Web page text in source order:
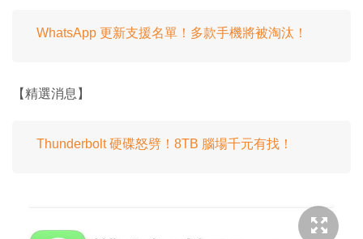
WhatsApp 更新支援名單！多款手機將被淘汰！
【精選消息】
Thunderbolt 硬碟怒劈！8TB 腦場千元有找！